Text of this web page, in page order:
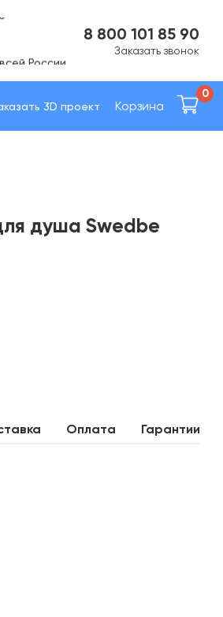
8 800 101 85 90
Заказать звонок
3D проект Корзина
0
душа Swedbe
Оплата Гарантии